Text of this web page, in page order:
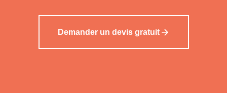
Demander un devis gratuit